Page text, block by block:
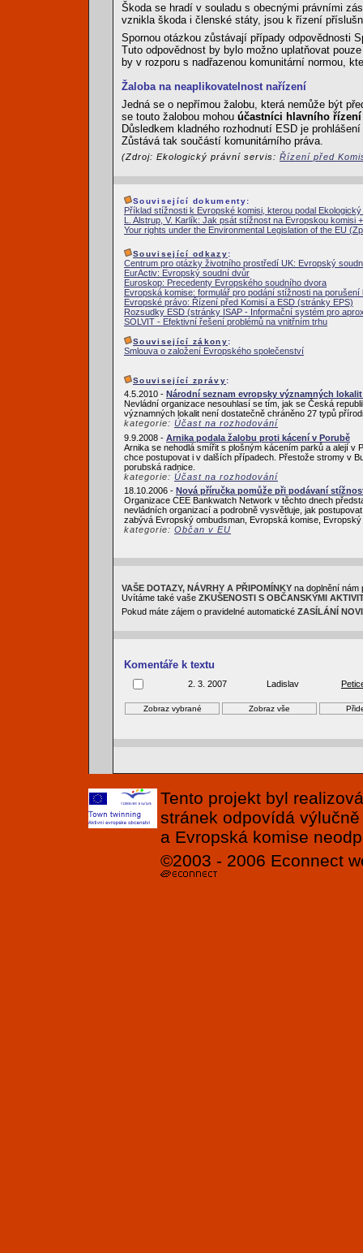
Škoda se hradí v souladu s obecnými právními
vznikla škoda i členské státy, jsou k řízení
Spornou otázkou zůstávají případy odpovědnosti
Tuto odpovědnost by bylo možno uplatňovat
by v rozporu s nadřazenou komunitární normou,
Žaloba na neaplikovatelnost nařízení
Jedná se o nepřímou žalobu, která nemůže být
se touto žalobou mohou účastníci hlavního
Důsledkem kladného rozhodnutí ESD je
Zůstává tak součástí komunitárního práva.
(Zdroj: Ekologický právní servis: Řízení před
Související dokumenty:
Příklad stížnosti k Evropské komisi, kterou podal
L. Alstrup, V. Karlík: Jak psát stížnost na Evropskou komisi
Your rights under the Environmental Legislation of the EU
Související odkazy:
Centrum pro otázky životního prostředí UK: Evropský
EurActiv: Evropský soudní dvůr
Euroskop: Precedenty Evropského soudního dvora
Evropská komise: formulář pro podání stížnosti na porušení
Evropské právo: Řízení před Komisí a ESD (stránky EPS)
Rozsudky ESD (stránky ISAP - Informační systém pro
SOLVIT - Efektivní řešení problémů na vnitřním trhu
Související zákony:
Smlouva o založení Evropského společenství
Související zprávy:
4.5.2010 - Národní seznam evropsky významných
Nevládní organizace nesouhlasí se tím, jak se Česká
významných lokalit není dostatečně chráněno 27 typů
kategorie: Účast na rozhodování
9.9.2008 - Arnika podala žalobu proti kácení v Porubě
Arnika se nehodlá smířit s plošným kácením parků a alejí v
chce postupovat i v dalších případech. Přestože stromy v
porubská radnice.
kategorie: Účast na rozhodování
18.10.2006 - Nová příručka pomůže při podávaní
Organizace CEE Bankwatch Network v těchto dnech
nevládních organizací a podrobně vysvětluje, jak
zabývá Evropský ombudsman, Evropská komise,
kategorie: Občan v EU
VAŠE DOTAZY, NÁVRHY A PŘIPOMÍNKY na doplnění
Uvítáme také vaše ZKUŠENOSTI S OBČANSKÝMI
Pokud máte zájem o pravidelné automatické ZASÍLÁNÍ
Komentáře k textu
2. 3. 2007 Ladislav
Tento projekt byl
stránek odpovídá
a Evropská komise
©2003 - 2006 Econnect